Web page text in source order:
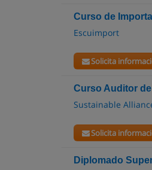
Curso de
Escuimport
Solicita
Curso Auditor
Sustainable
Solicita
Diplomado